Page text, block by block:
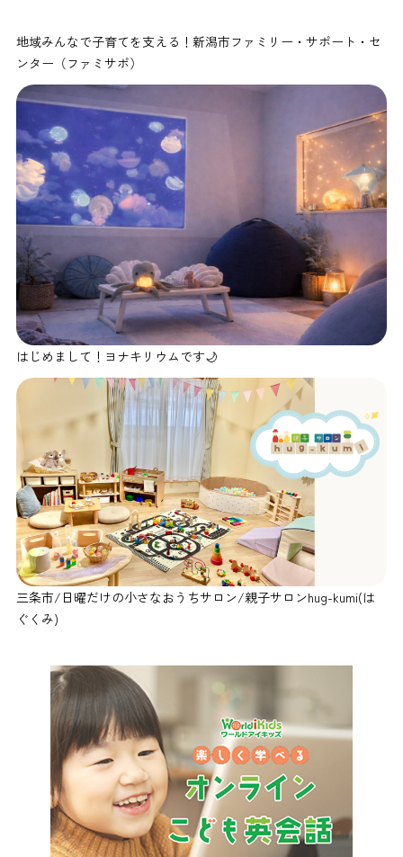
地域みんなで子育てを支える！新潟市ファミリー・サポート・セ
ンター（ファミサポ）
はじめまして！ヨナキリウムです🌙
三条市/日曜だけの小さなおうちサロン/親子サロンhug-kumi(は
ぐくみ)